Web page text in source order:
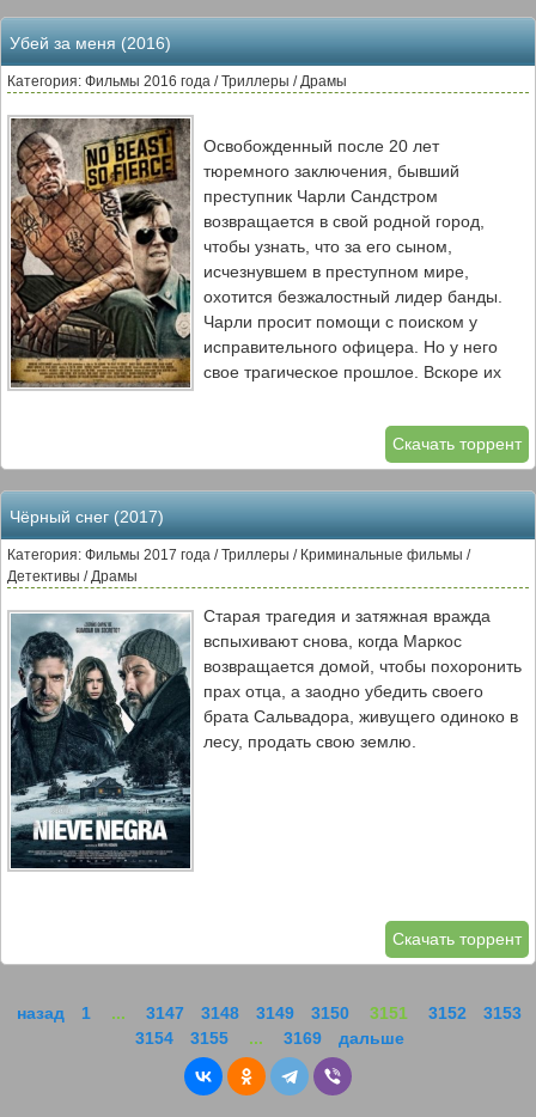
Убей за меня (2016)
Категория: Фильмы 2016 года / Триллеры / Драмы
Освобожденный после 20 лет
тюремного заключения, бывший
преступник Чарли Сандстром
возвращается в свой родной город,
чтобы узнать, что за его сыном,
исчезнувшем в преступном мире,
охотится безжалостный лидер банды.
Чарли просит помощи с поиском у
исправительного офицера. Но у него
свое трагическое прошлое. Вскоре их
изменчивой игрой. В традициях таких
фильмов, как «Семь», «Подозрительные
лица» и «Сердце ангела», фильм «Убей
ради меня» показывает важность
Скачать торрент
Чёрный снег (2017)
Категория: Фильмы 2017 года / Триллеры / Криминальные фильмы /
Детективы / Драмы
Старая трагедия и затяжная вражда
вспыхивают снова, когда Маркос
возвращается домой, чтобы похоронить
прах отца, а заодно убедить своего
брата Сальвадора, живущего одиноко в
лесу, продать свою землю.
Скачать торрент
назад 1 ... 3147 3148 3149 3150 3151 3152
3153
3154
3155 ... 3169 дальше